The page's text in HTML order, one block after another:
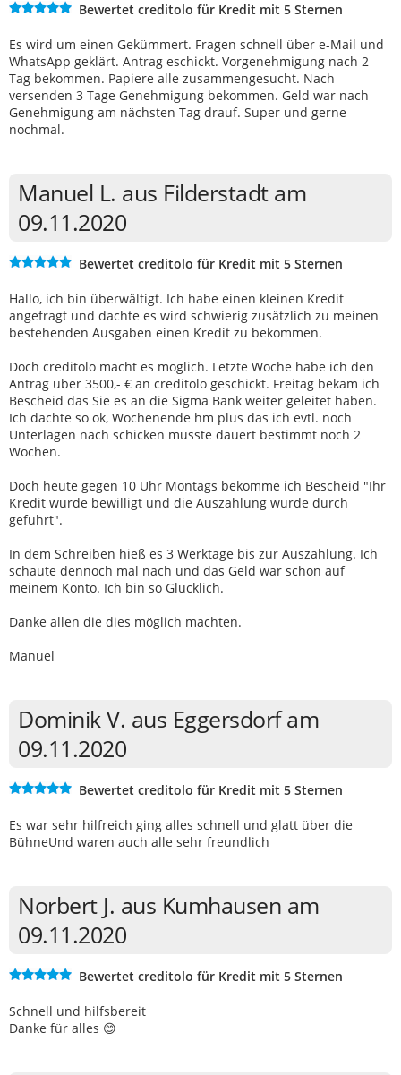
Bewertet creditolo für Kredit mit 5 Sternen
Es wird um einen Gekümmert. Fragen schnell über e-Mail und
WhatsApp geklärt. Antrag eschickt. Vorgenehmigung nach 2
Tag bekommen. Papiere alle zusammengesucht. Nach
versenden 3 Tage Genehmigung bekommen. Geld war nach
Genehmigung am nächsten Tag drauf. Super und gerne
nochmal.
Manuel L. aus Filderstadt am
09.11.2020
Bewertet creditolo für Kredit mit 5 Sternen
Hallo, ich bin überwältigt. Ich habe einen kleinen Kredit
angefragt und dachte es wird schwierig zusätzlich zu meinen
bestehenden Ausgaben einen Kredit zu bekommen.
Doch creditolo macht es möglich. Letzte Woche habe ich den
Antrag über 3500,- € an creditolo geschickt. Freitag bekam ich
Bescheid das Sie es an die Sigma Bank weiter geleitet haben.
Ich dachte so ok, Wochenende hm plus das ich evtl. noch
Unterlagen nach schicken müsste dauert bestimmt noch 2
Wochen.
Doch heute gegen 10 Uhr Montags bekomme ich Bescheid "Ihr
Kredit wurde bewilligt und die Auszahlung wurde durch
geführt".
In dem Schreiben hieß es 3 Werktage bis zur Auszahlung. Ich
schaute dennoch mal nach und das Geld war schon auf
meinem Konto. Ich bin so Glücklich.
Danke allen die dies möglich machten.
Manuel
Dominik V. aus Eggersdorf am
09.11.2020
Bewertet creditolo für Kredit mit 5 Sternen
Es war sehr hilfreich ging alles schnell und glatt über die
BühneUnd waren auch alle sehr freundlich
Norbert J. aus Kumhausen am
09.11.2020
Bewertet creditolo für Kredit mit 5 Sternen
Schnell und hilfsbereit
Danke für alles 😊